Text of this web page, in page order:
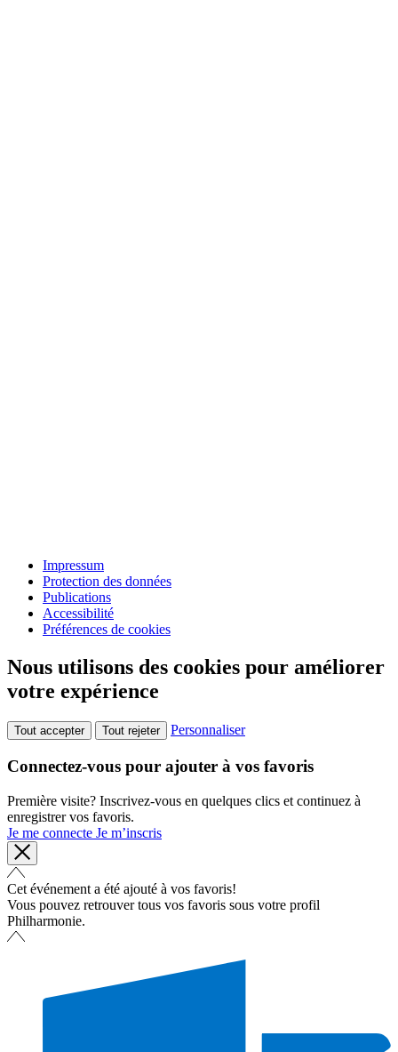
Impressum
Protection des données
Publications
Accessibilité
Préférences de cookies
Nous utilisons des cookies pour améliorer
votre expérience
Tout accepter Tout rejeter Personnaliser
Connectez-vous pour ajouter à vos favoris
Première visite? Inscrivez-vous en quelques clics et continuez à
enregistrer vos favoris.
Je me connecte Je m’inscris
Cet événement a été ajouté à vos favoris!
Vous pouvez retrouver tous vos favoris sous votre profil
Philharmonie.